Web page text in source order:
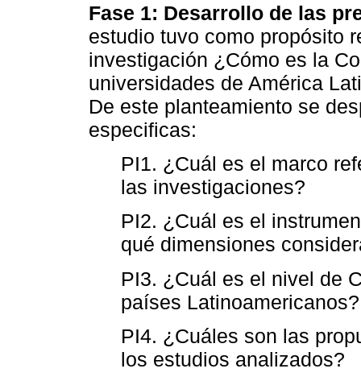
Fase 1: Desarrollo de las
estudio tuvo como propósito
investigación ¿Cómo es la
universidades de América
De este planteamiento se
especificas:
PI1. ¿Cuál es el marco
las investigaciones?
PI2. ¿Cuál es el
qué dimensiones
PI3. ¿Cuál es el nivel de
países Latinoamericanos?
PI4. ¿Cuáles son las
los estudios analizados?